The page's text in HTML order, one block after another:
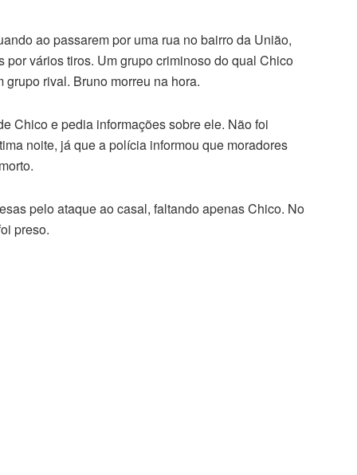
ao passarem por uma rua no bairro da União,
vários tiros. Um grupo criminoso do qual Chico
rival. Bruno morreu na hora.
Chico e pedia informações sobre ele. Não foi
noite, já que a polícia informou que moradores
pelo ataque ao casal, faltando apenas Chico. No
preso.